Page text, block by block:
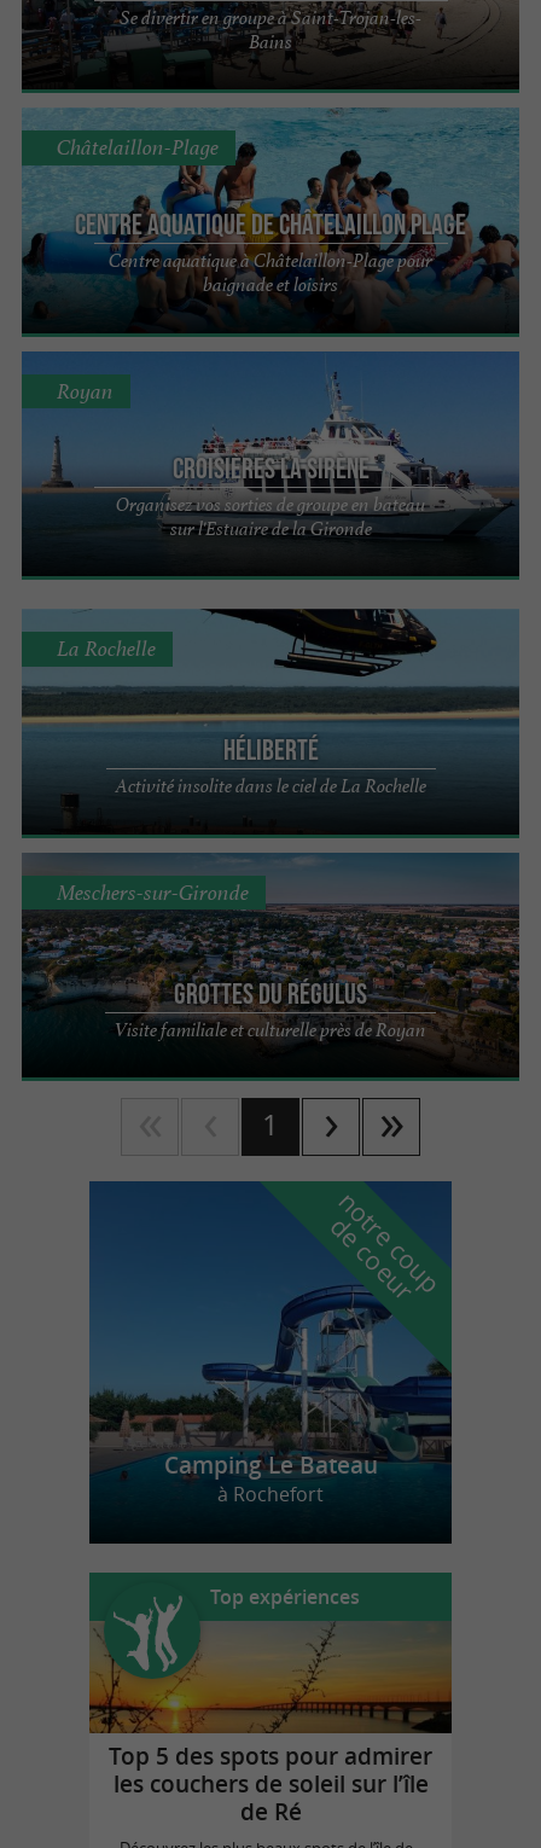
Se divertir en groupe à Saint-Trojan-les-
Bains
Centre Aquatique de Châtelaillon Plage
Centre aquatique à Châtelaillon-Plage pour
baignade et loisirs
Châtelaillon-Plage
Croisières La Sirène
Organisez vos sorties de groupe en bateau
sur l'Estuaire de la Gironde
Royan
Héliberté
Activité insolite dans le ciel de La Rochelle
La Rochelle
Grottes du Régulus
Visite familiale et culturelle près de Royan
Meschers-sur-Gironde
1
n
o
t
r
e
c
o
u
p
d
e
c
o
e
u
r
Camping Le Bateau
à Rochefort
Top expériences
Top 5 des spots pour admirer
les couchers de soleil sur l’île
de Ré